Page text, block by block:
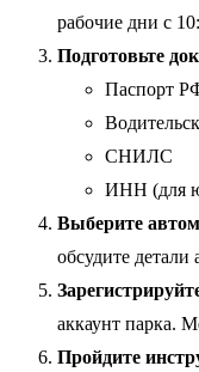
рабочие дни с
Подготовьте
Паспорт
СНИЛС
ИНН (для
Выберите
обсудите детали
аккаунт парка.
Пройдите